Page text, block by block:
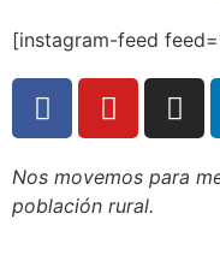
[instagram-feed
Nos movemos para
población rural.